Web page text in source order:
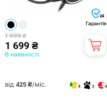
24
Гарантія
1 999 ₴
1 699 ₴
В наявності
від 425 ₴/міс. 4 3 4